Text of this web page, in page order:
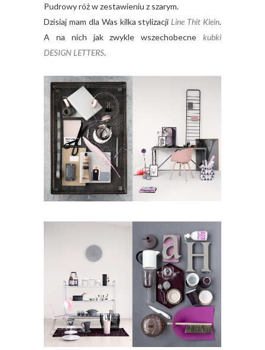
Pudrowy róż w zestawieniu z szarym.
Dzisiaj mam dla Was kilka stylizacji Line Thit Klein.
A na nich jak zwykle wszechobecne kubki
DESIGN LETTERS.